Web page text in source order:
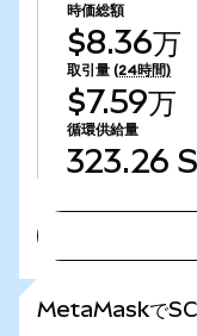
時価総額
$8.36万
取引量 (24時間)
$7.59万
循環供給量
323.26
MetaMaskで